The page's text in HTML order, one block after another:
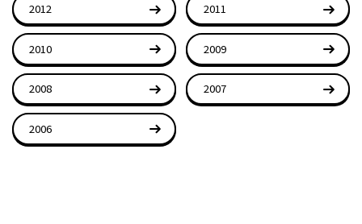
2012 2011
2010 2009
2008 2007
2006